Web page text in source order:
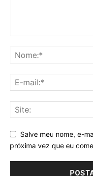
Salve meu nome, e-
próxima vez que eu